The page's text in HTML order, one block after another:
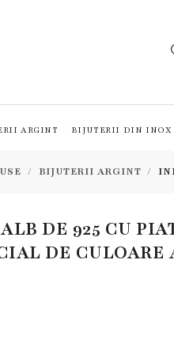
ARGINT BIJUTERII DIN INOX
BIJUTERII ARGINT
DE 925 CU
DE CULOARE